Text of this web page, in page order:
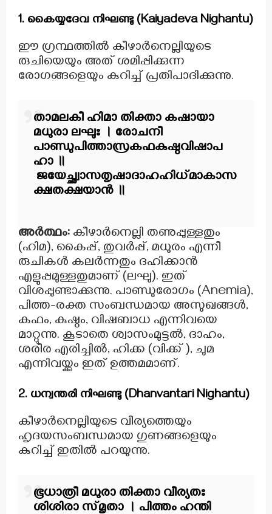
1. കൈയ്യദേവ നിഘണ്ടു (Kaiyadeva Nighantu)
ഈ ഗ്രന്ഥത്തിൽ കീഴാർനെല്ലിയുടെ
രുചിയെയും അത് ശമിപ്പിക്കുന്ന
രോഗങ്ങളെയും കുറിച്ച് പ്രതിപാദിക്കുന്നു.
താമലകീ ഹിമാ തിക്താ കഷായാ
മധുരാ ലഘുഃ । രോചനീ
പാണ്ഡുപിത്താസ്രകഫകുഷ്ഠവിഷാപ
ഹാ ॥
ജയേച്ഛ്വാസതൃഷാദാഹഹിധ്മാകാസ
ക്ഷതക്ഷയാൻ ॥
അർത്ഥം: കീഴാർനെല്ലി തണുപ്പുള്ളതും
(ഹിമ), കൈപ്പ്, തുവർപ്പ്, മധുരം എന്നീ
രുചികൾ കലർന്നതും ദഹിക്കാൻ
എളുപ്പമുള്ളതുമാണ് (ലഘു). ഇത്
വിശപ്പുണ്ടാക്കുന്നു. പാണ്ഡുരോഗം (Anemia),
പിത്ത-രക്ത സംബന്ധമായ അസുഖങ്ങൾ,
കഫം, കുഷ്ഠം, വിഷബാധ എന്നിവയെ
മാറ്റുന്നു. കൂടാതെ ശ്വാസംമുട്ടൽ, ദാഹം,
ശരീര എരിച്ചിൽ, ഹിക്ക (വിക്ക്‌ ), ചുമ
എന്നിവയ്ക്കും ഇത് ഉത്തമമാണ്.
2. ധന്വന്തരി നിഘണ്ടു (Dhanvantari Nighantu)
കീഴാർനെല്ലിയുടെ വീര്യത്തെയും
ഹൃദയസംബന്ധമായ ഗുണങ്ങളെയും
കുറിച്ച് ഇതിൽ പറയുന്നു.
ഭൂധാത്രീ മധുരാ തിക്താ വീര്യതഃ
ശിശിരാ സ്മൃതാ । പിത്തം ഹന്തി